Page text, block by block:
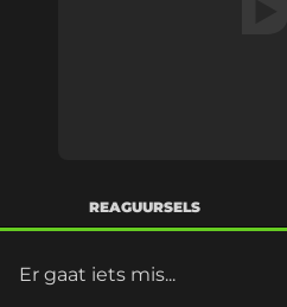
REAGUURSELS
Er gaat iets mis...